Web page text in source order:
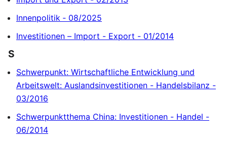
Innenpolitik ‐ 08/2025
Investitionen – Import - Export - 01/2014
S
Schwerpunkt: Wirtschaftliche Entwicklung und
Arbeitswelt: Auslandsinvestitionen - Handelsbilanz -
03/2016
Schwerpunktthema China: Investitionen - Handel -
06/2014